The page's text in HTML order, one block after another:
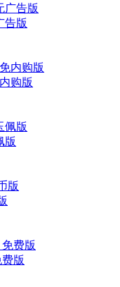
告版
购版
版
版